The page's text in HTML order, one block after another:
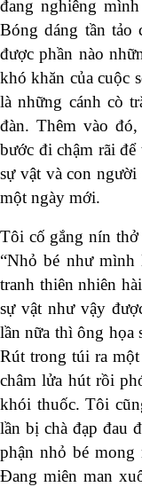
đang nghiêng
Bóng dáng tần tảo
được phần nào
khó khăn của cuộc
là những cánh cò
đàn. Thêm vào
bước đi chậm rãi
sự vật và con người
một ngày mới.
Tôi cố gắng nín
“Nhỏ bé như mình
tranh thiên nhiên
sự vật như vậy
lần nữa thì ông họa
Rút trong túi ra
châm lửa hút rồi
khói thuốc. Tôi
lần bị chà đạp đau
phận nhỏ bé mong
Đang miên man